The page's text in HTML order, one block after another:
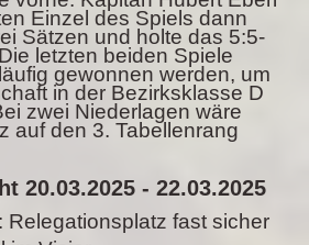
Einzel des Spiels dann
Sätzen und holte das 5:5-
letzten beiden Spiele
gewonnen werden, um
in der Bezirksklasse D
zwei Niederlagen wäre
auf den 3. Tabellenrang
20.03.2025 - 22.03.2025
Relegationsplatz fast sicher